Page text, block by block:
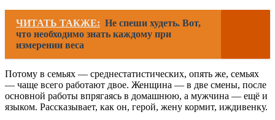
ЧИТАТЬ ТАКЖЕ: Не спеши худеть. Вот,
что необходимо знать каждому при
измерении веса
Потому в семьях — среднестатистических, опять же, семьях
— чаще всего работают двое. Женщина — в две смены, после
основной работы впрягаясь в домашнюю, а мужчина — ещё и
языком. Рассказывает, как он, герой, жену кормит, иждивенку.